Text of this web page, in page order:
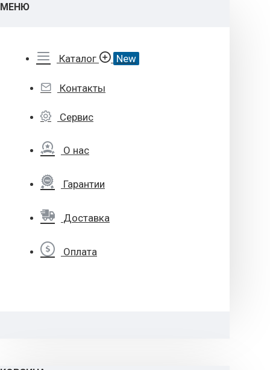
МЕНЮ
Каталог New
Контакты
Сервис
О нас
Гарантии
Доставка
Оплата